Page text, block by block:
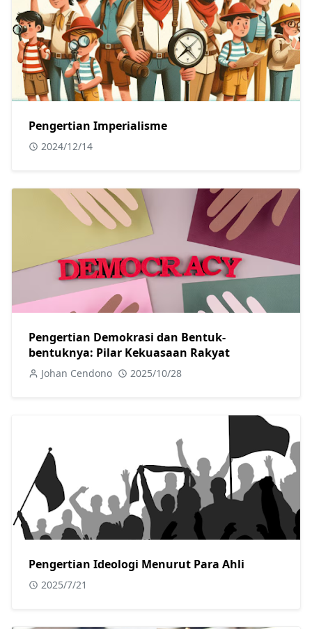
Pengertian Imperialisme
2024/12/14
Pengertian Demokrasi dan Bentuk-
bentuknya: Pilar Kekuasaan Rakyat
Johan Cendono 2025/10/28
Pengertian Ideologi Menurut Para Ahli
2025/7/21